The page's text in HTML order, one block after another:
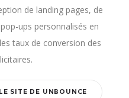
de landing pages, de
ups personnalisés en
taux de conversion des
SITE DE UNBOUNCE